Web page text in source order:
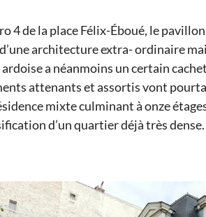
4 de la place Félix-Éboué, le
d’une architecture extra- ordinaire
a néanmoins un certain
attenants et assortis vont
mixte culminant à onze
d’un quartier déjà très dense.